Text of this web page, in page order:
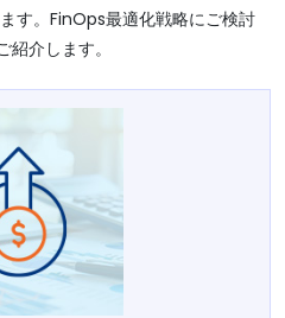
す。FinOps最適化戦略にご検討
介します。